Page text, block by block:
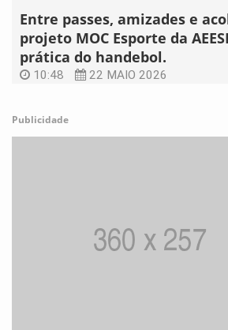
Entre passes, amizades e
projeto MOC Esporte da
prática do handebol.
10:48 22 MAIO 2026
Publicidade